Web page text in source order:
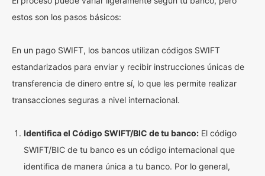
estos son los pasos básicos:
En un pago SWIFT, los bancos utilizan códigos SWIFT
estandarizados para enviar y recibir instrucciones únicas de
transferencia de dinero entre sí, lo que les permite realizar
transacciones seguras a nivel internacional.
Identifica el Código SWIFT/BIC de tu banco: El código
SWIFT/BIC de tu banco es un código internacional que
identifica de manera única a tu banco. Por lo general,